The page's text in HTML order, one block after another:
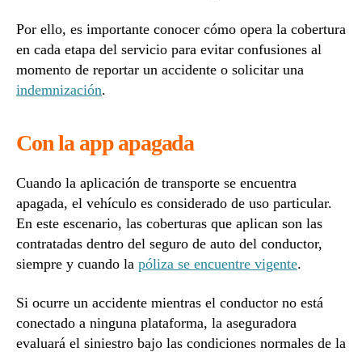
Por ello, es importante conocer cómo opera la cobertura
en cada etapa del servicio para evitar confusiones al
momento de reportar un accidente o solicitar una
indemnización.
Con la app apagada
Cuando la aplicación de transporte se encuentra
apagada, el vehículo es considerado de uso particular.
En este escenario, las coberturas que aplican son las
contratadas dentro del seguro de auto del conductor,
siempre y cuando la póliza se encuentre vigente.
Si ocurre un accidente mientras el conductor no está
conectado a ninguna plataforma, la aseguradora
evaluará el siniestro bajo las condiciones normales de la